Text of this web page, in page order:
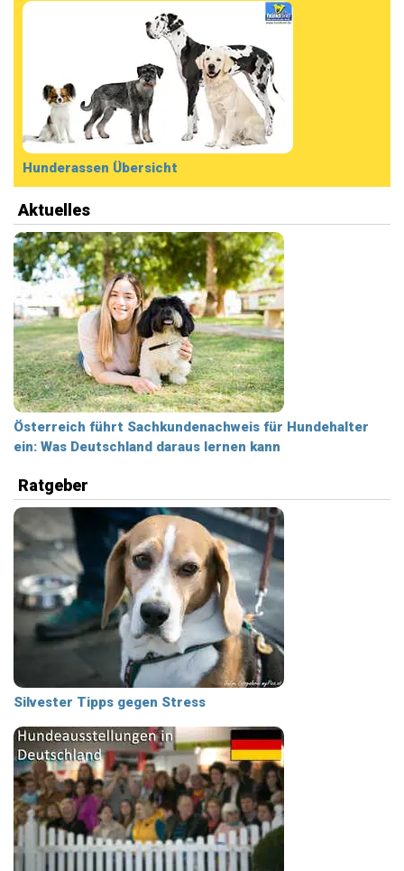
Hunderassen Übersicht
Aktuelles
Österreich führt Sachkundenachweis für Hundehalter
ein: Was Deutschland daraus lernen kann
Ratgeber
Silvester Tipps gegen Stress